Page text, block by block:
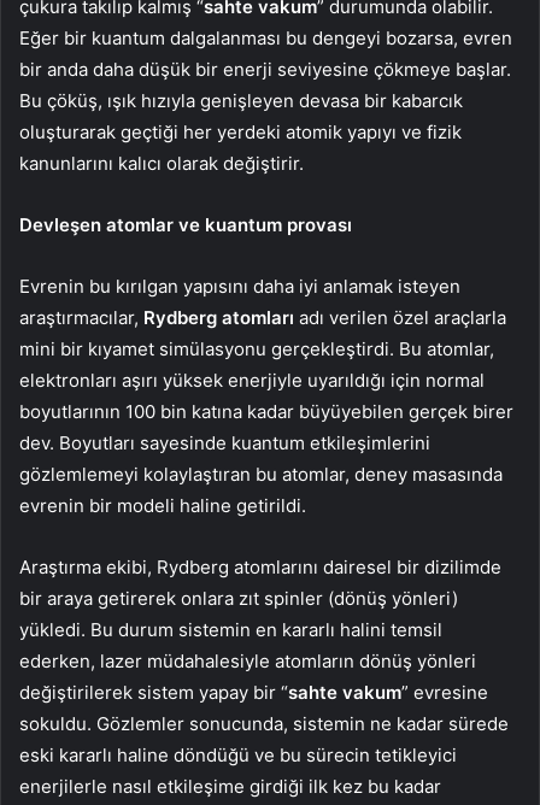
çukura takılıp kalmış “sahte vakum” durumunda olabilir.
Eğer bir kuantum dalgalanması bu dengeyi bozarsa, evren
bir anda daha düşük bir enerji seviyesine çökmeye başlar.
Bu çöküş, ışık hızıyla genişleyen devasa bir kabarcık
oluşturarak geçtiği her yerdeki atomik yapıyı ve fizik
kanunlarını kalıcı olarak değiştirir.
Devleşen atomlar ve kuantum provası
Evrenin bu kırılgan yapısını daha iyi anlamak isteyen
araştırmacılar, Rydberg atomları adı verilen özel araçlarla
mini bir kıyamet simülasyonu gerçekleştirdi. Bu atomlar,
elektronları aşırı yüksek enerjiyle uyarıldığı için normal
boyutlarının 100 bin katına kadar büyüyebilen gerçek birer
dev. Boyutları sayesinde kuantum etkileşimlerini
gözlemlemeyi kolaylaştıran bu atomlar, deney masasında
evrenin bir modeli haline getirildi.
Araştırma ekibi, Rydberg atomlarını dairesel bir dizilimde
bir araya getirerek onlara zıt spinler (dönüş yönleri)
yükledi. Bu durum sistemin en kararlı halini temsil
ederken, lazer müdahalesiyle atomların dönüş yönleri
değiştirilerek sistem yapay bir “sahte vakum” evresine
sokuldu. Gözlemler sonucunda, sistemin ne kadar sürede
eski kararlı haline döndüğü ve bu sürecin tetikleyici
enerjilerle nasıl etkileşime girdiği ilk kez bu kadar